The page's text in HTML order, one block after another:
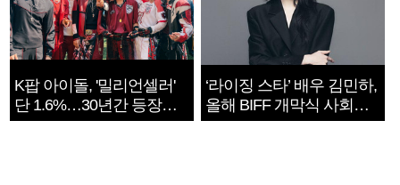
K팝 아이돌, '밀리언셀러'
단 1.6%…30년간 등장
1182개팀 전수조사
‘라이징 스타’ 배우 김민하,
올해 BIFF 개막식 사회자
확정